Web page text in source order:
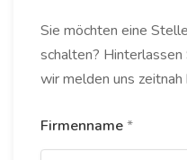
Sie möchten eine
schalten?
wir melden uns zeitnah
Firmenname*